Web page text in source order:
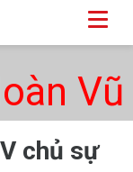
Vũ
chủ sự